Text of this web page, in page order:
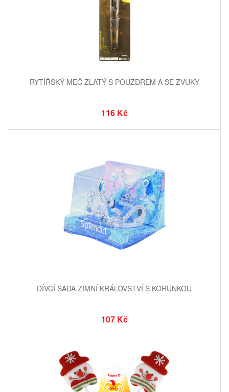
RYTÍŘSKÝ MEČ ZLATÝ S POUZDREM A SE ZVUKY
116 Kč
DÍVČÍ SADA ZIMNÍ KRÁLOVSTVÍ S KORUNKOU
107 Kč